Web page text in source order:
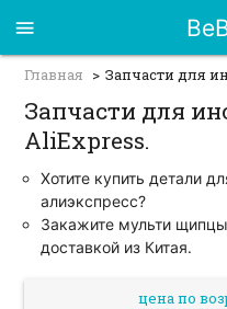
Главная Запчасти для
Запчасти для
AliExpress.
Хотите купить детали
алиэкспресс?
Закажите мульти
доставкой из Китая.
цена по